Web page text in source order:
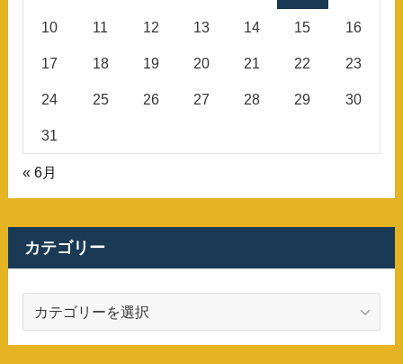
10 11 12 13 14 15 16
17 18 19 20 21 22 23
24 25 26 27 28 29 30
31
« 6月
カテゴリー
ゴ